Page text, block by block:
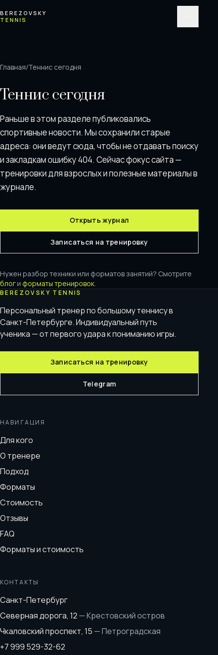
BEREZOVSKY
TENNIS
Главная/Теннис сегодня
Теннис сегодня
Раньше в этом разделе публиковались
спортивные новости. Мы сохранили старые
адреса: они ведут сюда, чтобы не отдавать поискy
и закладкам ошибку 404. Сейчас фокус сайта —
тренировки для взрослых и полезные материалы в
журнале.
Открыть журнал
Записаться на тренировку
Нужен разбор техники или форматов занятий? Смотрите
блог и форматы тренировок.
BEREZOVSKY TENNIS
Персональный тренер по большому теннису в
Санкт-Петербурге. Индивидуальный путь
ученика — от первого удара к пониманию игры.
Записаться на тренировку
Telegram
НАВИГАЦИЯ
Для кого
О тренере
Подход
Форматы
Стоимость
Отзывы
FAQ
Форматы и стоимость
КОНТАКТЫ
Санкт-Петербург
Северная дорога, 12 —Крестовский остров
Чкаловский проспект, 15 —Петроградская
+7 999 529-32-62